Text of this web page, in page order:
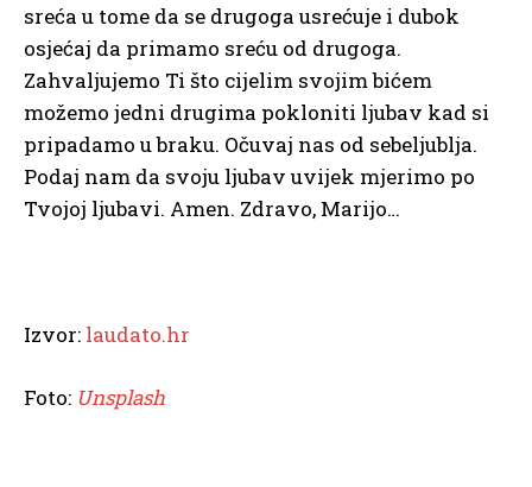
sreća u tome da se drugoga usrećuje i dubok
osjećaj da primamo sreću od drugoga.
Zahvaljujemo Ti što cijelim svojim bićem
možemo jedni drugima pokloniti ljubav kad si
pripadamo u braku. Očuvaj nas od sebeljublja.
Podaj nam da svoju ljubav uvijek mjerimo po
Tvojoj ljubavi. Amen. Zdravo, Marijo…
Izvor: laudato.hr
Foto: Unsplash